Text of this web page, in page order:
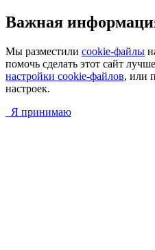
Важная
Мы разместили cookie-файлы
помочь сделать этот сайт
настройки cookie-файлов, или
настроек.
Я принимаю